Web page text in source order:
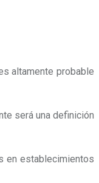
altamente probable
será una definición
en establecimientos